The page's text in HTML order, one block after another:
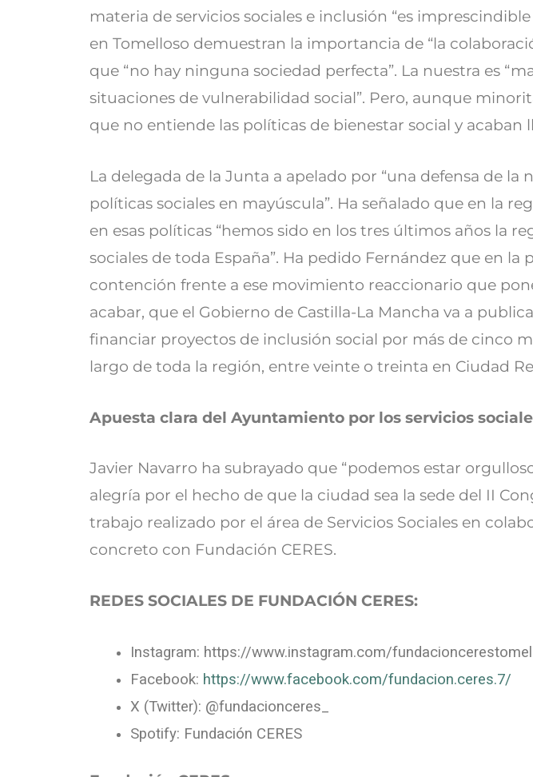
materia de servicios sociales e inclusión “es
en Tomelloso demuestran la importancia de “la
que “no hay ninguna sociedad perfecta”. La nuestra es
situaciones de vulnerabilidad social”. Pero, aunque
que no entiende las políticas de bienestar social y acaban
La delegada de la Junta a apelado por “una defensa de
políticas sociales en mayúscula”. Ha señalado que en la
en esas políticas “hemos sido en los tres últimos años la
sociales de toda España”. Ha pedido Fernández que en
contención frente a ese movimiento reaccionario que
acabar, que el Gobierno de Castilla-La Mancha va a
financiar proyectos de inclusión social por más de cinco
largo de toda la región, entre veinte o treinta en Ciudad
Apuesta clara del Ayuntamiento por los servicios
Javier Navarro ha subrayado que “podemos estar
alegría por el hecho de que la ciudad sea la sede del II
trabajo realizado por el área de Servicios Sociales en
concreto con Fundación CERES.
REDES SOCIALES DE FUNDACIÓN CERES:
Instagram: https://www.instagram.com/
Facebook: https://www.facebook.com/fundacion.ceres.7/
X (Twitter): @fundacionceres_
Spotify: Fundación CERES